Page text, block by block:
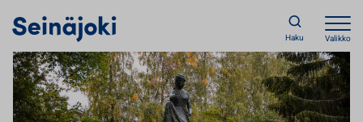
Haku Valikko